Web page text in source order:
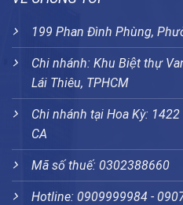
199 Phan Đình Phùng,
Chi nhánh: Khu Biệt thự
Lái Thiêu, TPHCM
Chi nhánh tại Hoa Kỳ:
CA
Mã số thuế: 0302388660
Hotline: 0909999984 -